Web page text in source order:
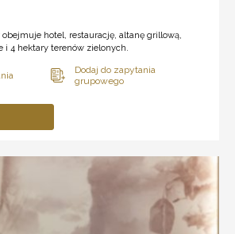
obejmuje hotel, restaurację, altanę grillową,
i 4 hektary terenów zielonych.